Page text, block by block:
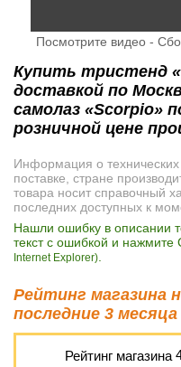
Посмотрите видео -
Купить тристенд
доставкой по
самолаз «Scorpio»
розничной цене
Информация о технических
поставке, стране
товара носит справочный
последних доступных к
Нашли ошибку в описании
текст с ошибкой и нажмите
Internet Explorer)
Рейтинг магазина
последние 3 месяца
Рейтинг магазина